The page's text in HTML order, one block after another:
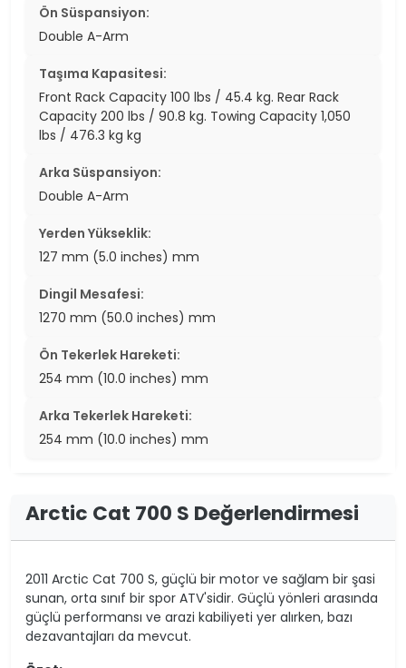
Ön Süspansiyon:
Double A-Arm
Taşıma Kapasitesi:
Front Rack Capacity 100 lbs / 45.4 kg. Rear Rack
Capacity 200 lbs / 90.8 kg. Towing Capacity 1,050
lbs / 476.3 kg kg
Arka Süspansiyon:
Double A-Arm
Yerden Yükseklik:
127 mm (5.0 inches) mm
Dingil Mesafesi:
1270 mm (50.0 inches) mm
Ön Tekerlek Hareketi:
254 mm (10.0 inches) mm
Arka Tekerlek Hareketi:
254 mm (10.0 inches) mm
Arctic Cat 700 S Değerlendirmesi
2011 Arctic Cat 700 S, güçlü bir motor ve sağlam bir şasi
sunan, orta sınıf bir spor ATV'sidir. Güçlü yönleri arasında
güçlü performansı ve arazi kabiliyeti yer alırken, bazı
dezavantajları da mevcut.